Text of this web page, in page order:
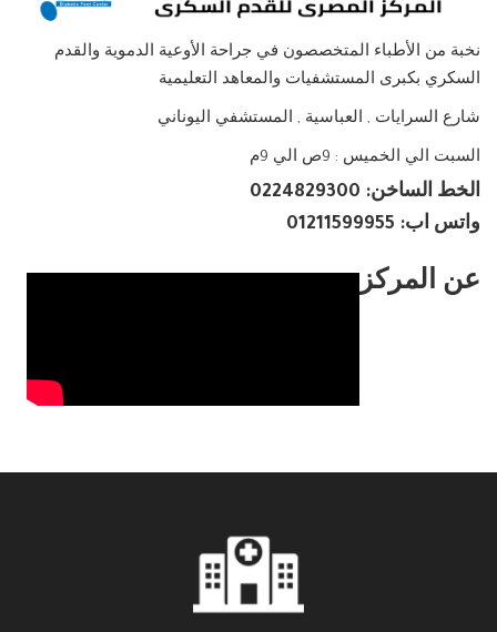
نخبة من الأطباء المتخصصون في جراحة الأوعية الدموية والقدم
السكري بكبرى المستشفيات والمعاهد التعليمية
شارع السرايات , العباسية , المستشفي اليوناني
السبت الي الخميس : 9ص الي 9م
الخط الساخن: 0224829300
واتس اب: 01211599955
عن المركز